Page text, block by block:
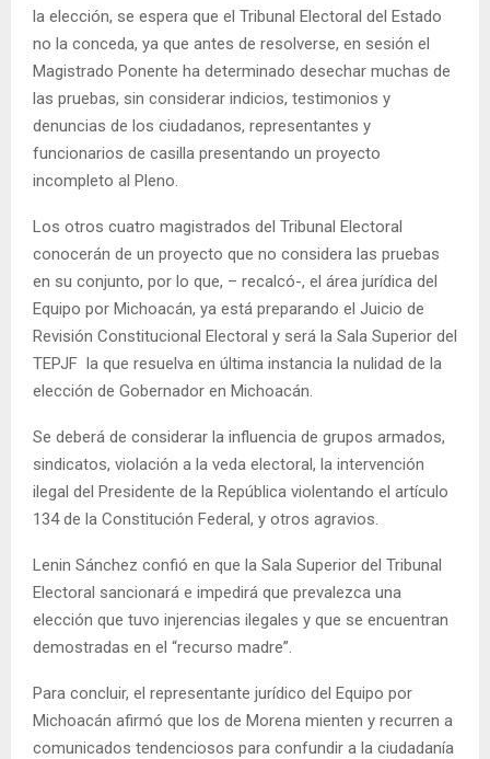
la elección, se espera que el Tribunal Electoral del Estado
no la conceda, ya que antes de resolverse, en sesión el
Magistrado Ponente ha determinado desechar muchas de
las pruebas, sin considerar indicios, testimonios y
denuncias de los ciudadanos, representantes y
funcionarios de casilla presentando un proyecto
incompleto al Pleno.
Los otros cuatro magistrados del Tribunal Electoral
conocerán de un proyecto que no considera las pruebas
en su conjunto, por lo que, – recalcó-, el área jurídica del
Equipo por Michoacán, ya está preparando el Juicio de
Revisión Constitucional Electoral y será la Sala Superior del
TEPJF la que resuelva en última instancia la nulidad de la
elección de Gobernador en Michoacán.
Se deberá de considerar la influencia de grupos armados,
sindicatos, violación a la veda electoral, la intervención
ilegal del Presidente de la República violentando el artículo
134 de la Constitución Federal, y otros agravios.
Lenin Sánchez confió en que la Sala Superior del Tribunal
Electoral sancionará e impedirá que prevalezca una
elección que tuvo injerencias ilegales y que se encuentran
demostradas en el “recurso madre”.
Para concluir, el representante jurídico del Equipo por
Michoacán afirmó que los de Morena mienten y recurren a
comunicados tendenciosos para confundir a la ciudadanía